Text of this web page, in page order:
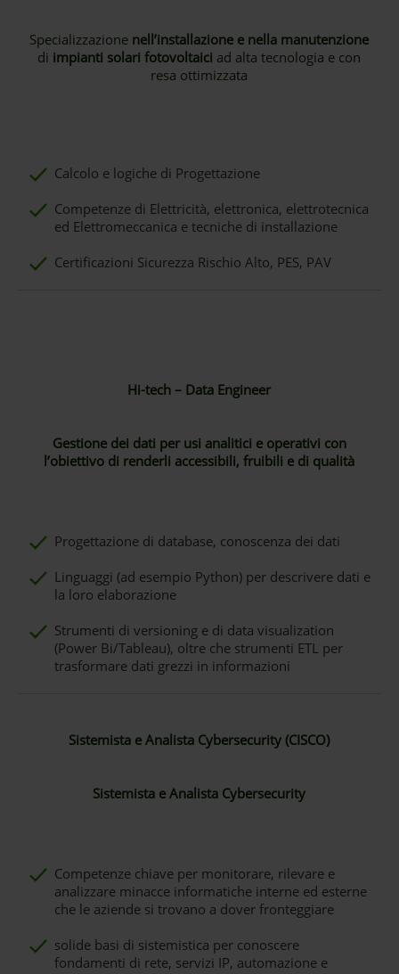
Specializzazione nell’installazione e nella manutenzione
di impianti solari fotovoltaici ad alta tecnologia e con
resa ottimizzata
Calcolo e logiche di Progettazione
Competenze di Elettricità, elettronica, elettrotecnica
ed Elettromeccanica e tecniche di installazione
Certificazioni Sicurezza Rischio Alto, PES, PAV
Hi-tech – Data Engineer
Gestione dei dati per usi analitici e operativi con
l’obiettivo di renderli accessibili, fruibili e di qualità
Progettazione di database, conoscenza dei dati
Linguaggi (ad esempio Python) per descrivere dati e
la loro elaborazione
Strumenti di versioning e di data visualization
(Power Bi/Tableau), oltre che strumenti ETL per
trasformare dati grezzi in informazioni
Sistemista e Analista Cybersecurity (CISCO)
Sistemista e Analista Cybersecurity
Competenze chiave per monitorare, rilevare e
analizzare minacce informatiche interne ed esterne
che le aziende si trovano a dover fronteggiare
solide basi di sistemistica per conoscere
fondamenti di rete, servizi IP, automazione e